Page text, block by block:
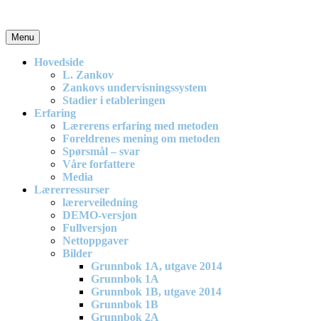
content
En effektiv og spennende modell for matematikkundervisning i
barneskolen
Menu
Hovedside
L. Zankov
Zankovs undervisningssystem
Stadier i etableringen
Erfaring
Lærerens erfaring med metoden
Foreldrenes mening om metoden
Spørsmål – svar
Våre forfattere
Media
Lærerressurser
lærerveiledning
DEMO-versjon
Fullversjon
Nettoppgaver
Bilder
Grunnbok 1A, utgave 2014
Grunnbok 1A
Grunnbok 1B, utgave 2014
Grunnbok 1B
Grunnbok 2A